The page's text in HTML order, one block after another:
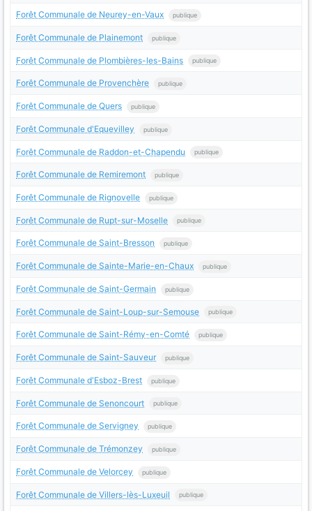
Forêt Communale de Neurey-en-Vaux publique
Forêt Communale de Plainemont publique
Forêt Communale de Plombières-les-Bains publique
Forêt Communale de Provenchère publique
Forêt Communale de Quers publique
Forêt Communale d'Equevilley publique
Forêt Communale de Raddon-et-Chapendu publique
Forêt Communale de Remiremont publique
Forêt Communale de Rignovelle publique
Forêt Communale de Rupt-sur-Moselle publique
Forêt Communale de Saint-Bresson publique
Forêt Communale de Sainte-Marie-en-Chaux publique
Forêt Communale de Saint-Germain publique
Forêt Communale de Saint-Loup-sur-Semouse publique
Forêt Communale de Saint-Rémy-en-Comté publique
Forêt Communale de Saint-Sauveur publique
Forêt Communale d'Esboz-Brest publique
Forêt Communale de Senoncourt publique
Forêt Communale de Servigney publique
Forêt Communale de Trémonzey publique
Forêt Communale de Velorcey publique
Forêt Communale de Villers-lès-Luxeuil publique